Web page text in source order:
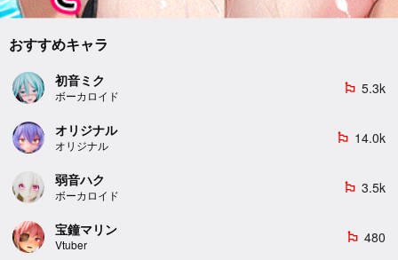
おすすめキャラ
初音ミク
ボーカロイド
emoji_flags 5.3k
オリジナル
オリジナル
emoji_flags 14.0k
弱音ハク
ボーカロイド
emoji_flags 3.5k
宝鐘マリン
Vtuber
emoji_flags 480